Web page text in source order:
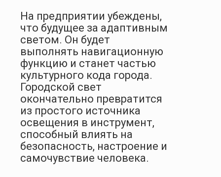
На предприятии убеждены,
что будущее за адаптивным
светом. Он будет
выполнять навигационную
функцию и станет частью
культурного кода города.
Городской свет
окончательно превратится
из простого источника
освещения в инструмент,
способный влиять на
безопасность, настроение и
самочувствие человека.